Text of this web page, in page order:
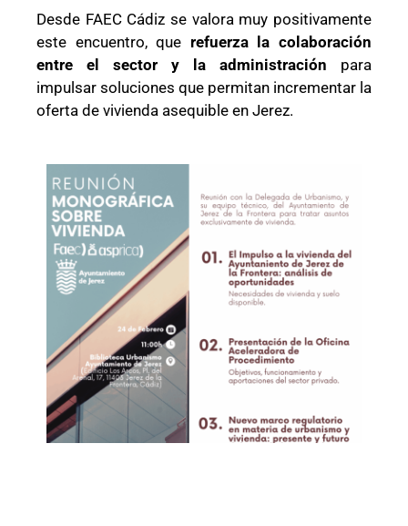
Desde FAEC Cádiz se valora muy positivamente
este encuentro, que refuerza la colaboración
entre el sector y la administración para
impulsar soluciones que permitan incrementar la
oferta de vivienda asequible en Jerez.